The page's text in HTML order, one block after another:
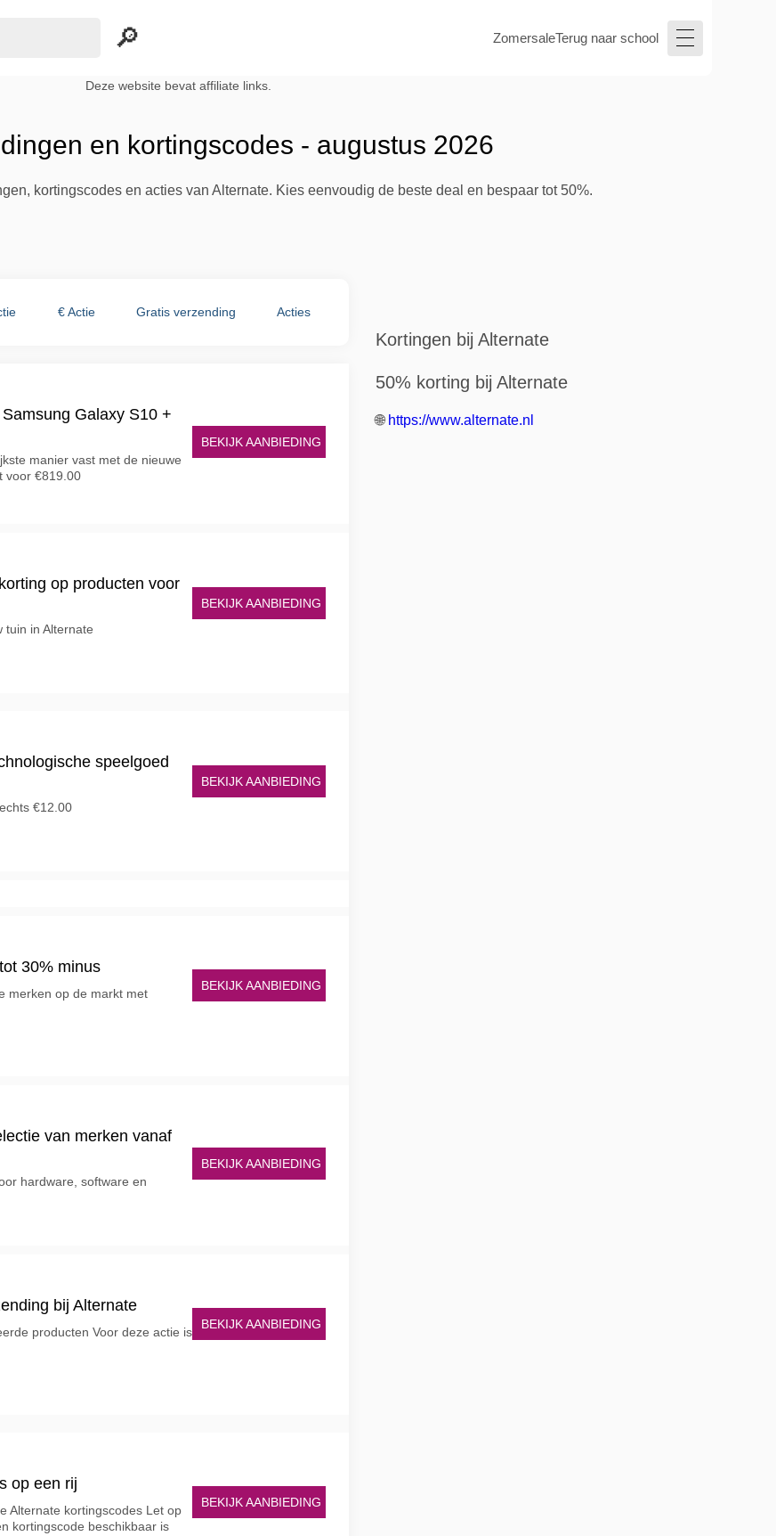
ZomersaleTerug naar school
Deze website bevat affiliate links.
en kortingscodes - augustus 2026
kortingscodes en acties van Alternate. Kies eenvoudig de beste deal en bespaar tot 50%.
€ Actie Gratis verzending Acties
Galaxy S10 +
manier vast met de nieuwe
voor €819.00
BEKIJK AANBIEDING
op producten voor
tuin in Alternate
BEKIJK AANBIEDING
speelgoed
€12.00
BEKIJK AANBIEDING
30% minus
merken op de markt met
BEKIJK AANBIEDING
van merken vanaf
hardware, software en
BEKIJK AANBIEDING
bij Alternate
producten Voor deze actie is
BEKIJK AANBIEDING
op een rij
Alternate kortingscodes Let op
kortingscode beschikbaar is
BEKIJK AANBIEDING
Kortingen bij Alternate
50% korting bij Alternate
🌐 https://www.alternate.nl